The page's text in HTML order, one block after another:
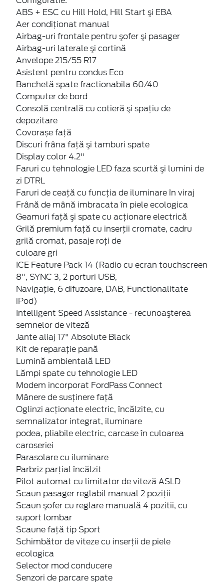
ABS + ESC cu Hill Hold, Hill Start şi EBA
Aer condiţionat manual
Airbag-uri frontale pentru şofer şi pasager
Airbag-uri laterale şi cortină
Anvelope 215/55 R17
Asistent pentru condus Eco
Banchetă spate fractionabila 60/40
Computer de bord
Consolă centrală cu cotieră şi spaţiu de
depozitare
Covorașe față
Discuri frâna faţă şi tamburi spate
Display color 4.2"
Faruri cu tehnologie LED faza scurtă şi lumini de
zi DTRL
Faruri de ceaţă cu funcţia de iluminare în viraj
Frână de mână imbracata în piele ecologica
Geamuri faţă şi spate cu acţionare electrică
Grilă premium faţă cu inserţii cromate, cadru
grilă cromat, pasaje roți de
culoare gri
ICE Feature Pack 14 (Radio cu ecran touchscreen
8", SYNC 3, 2 porturi USB,
Navigaţie, 6 difuzoare, DAB, Functionalitate
iPod)
Intelligent Speed Assistance - recunoaşterea
semnelor de viteză
Jante aliaj 17" Absolute Black
Kit de reparaţie pană
Lumină ambientală LED
Lămpi spate cu tehnologie LED
Modem incorporat FordPass Connect
Mânere de susţinere faţă
Oglinzi acţionate electric, încălzite, cu
semnalizator integrat, iluminare
podea, pliabile electric, carcase în culoarea
caroseriei
Parasolare cu iluminare
Parbriz parţial încălzit
Pilot automat cu limitator de viteză ASLD
Scaun pasager reglabil manual 2 poziții
Scaun şofer cu reglare manuală 4 pozitii, cu
suport lombar
Scaune faţă tip Sport
Schimbător de viteze cu inserţii de piele
ecologica
Selector mod conducere
Senzori de parcare spate